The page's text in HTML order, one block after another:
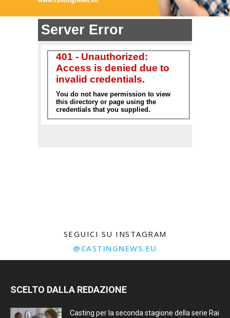
SEGUICI SU INSTAGRAM
@CASTINGNEWS.EU
SCELTO DALLA REDAZIONE
Casting per la seconda stagione della serie Rai